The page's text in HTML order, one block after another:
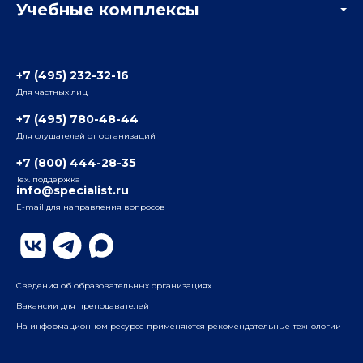
Учебные комплексы
Радио
ул. Радио, д.24, корпус 1, 2-й подъезд, 2-й этаж
ул. Воронцовская, д. 35Б, корп.2, 5-й этаж
Бауманский
ул. Бауманская, д. 6, стр. 2, бизнес-центр «Виктория
Плаза», 4-й этаж
Информация о центре
+7 (495) 232-32-16
Для частных лиц
+7 (495) 780-48-44
Для слушателей от организаций
+7 (800) 444-28-35
Тех. поддержка
info@specialist.ru
E-mail для направления вопросов
Сведения об образовательных организациях
Вакансии для преподавателей
На информационном ресурсе применяются рекомендательные технологии